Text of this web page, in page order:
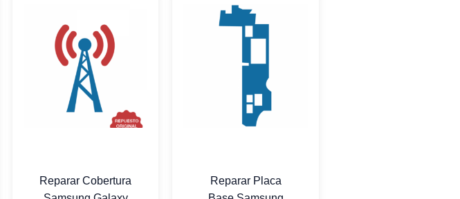
Reparar Cobertura
Reparar Placa